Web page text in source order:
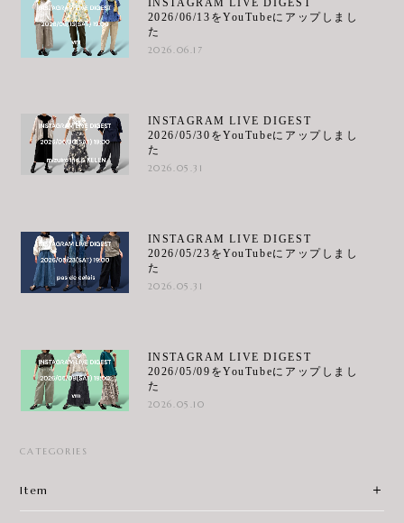
INSTAGRAM LIVE DIGEST
2026/06/13をYouTubeにアップしまし
た
2026.06.17
INSTAGRAM LIVE DIGEST
2026/05/30をYouTubeにアップしまし
た
2026.05.31
INSTAGRAM LIVE DIGEST
2026/05/23をYouTubeにアップしまし
た
2026.05.31
INSTAGRAM LIVE DIGEST
2026/05/09をYouTubeにアップしまし
た
2026.05.10
CATEGORIES
Item